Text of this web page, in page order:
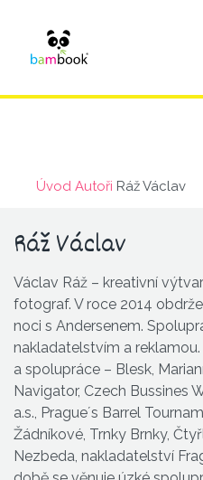
Úvod Autoři Ráž Václav
Ráž Václav
Václav Ráž – kreativní
fotograf. V roce 2014
noci s Andersenem.
nakladatelstvím a
a spolupráce – Blesk,
Navigator, Czech Bussines
a.s., Prague´s Barrel
Žádníkové, Trnky Brnky,
Nezbeda, nakladatelství